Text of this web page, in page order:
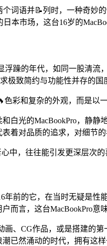
个词语并📝列时，一种奇
本市场，这台16岁的
浮躁的年代，如同一股清
极致简约与功能性并存的
彩和复杂的外观，而是以
白光的MacBookPro，静
着对品质的追求，对细节
中，往往能引发更深层次
年前的它，在当时无疑是
而言，这台MacBookPro意
画、CG作品，或是搭建的
已然涌动的时代，拥有这